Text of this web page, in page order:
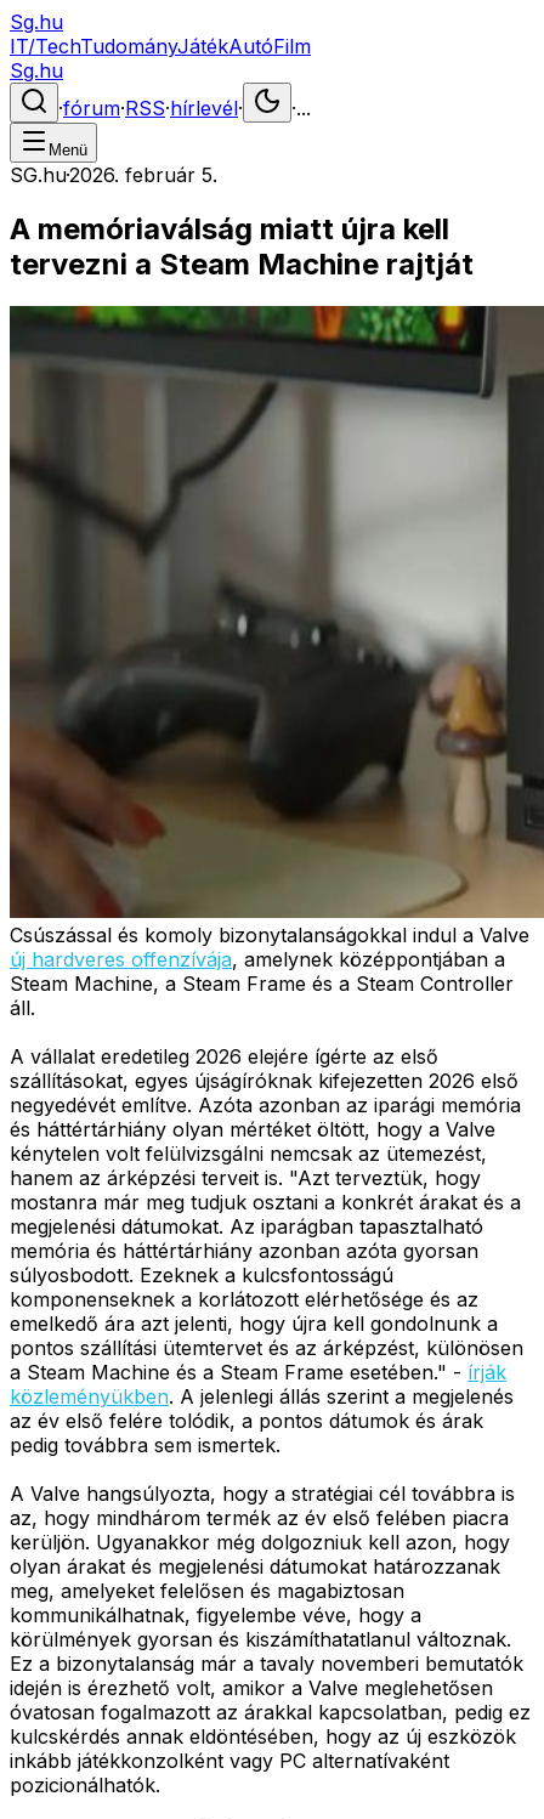
Sg.hu
IT/TechTudományJátékAutóFilm
Sg.hu
·fórum·RSS·hírlevél· ·...
Menü
SG.hu·2026. február 5.
A memóriaválság miatt újra kell
tervezni a Steam Machine rajtját
Csúszással és komoly bizonytalanságokkal indul a Valve
új hardveres offenzívája, amelynek középpontjában a
Steam Machine, a Steam Frame és a Steam Controller
áll.
A vállalat eredetileg 2026 elejére ígérte az első
szállításokat, egyes újságíróknak kifejezetten 2026 első
negyedévét említve. Azóta azonban az iparági memória
és háttértárhiány olyan mértéket öltött, hogy a Valve
kénytelen volt felülvizsgálni nemcsak az ütemezést,
hanem az árképzési terveit is. "Azt terveztük, hogy
mostanra már meg tudjuk osztani a konkrét árakat és a
megjelenési dátumokat. Az iparágban tapasztalható
memória és háttértárhiány azonban azóta gyorsan
súlyosbodott. Ezeknek a kulcsfontosságú
komponenseknek a korlátozott elérhetősége és az
emelkedő ára azt jelenti, hogy újra kell gondolnunk a
pontos szállítási ütemtervet és az árképzést, különösen
a Steam Machine és a Steam Frame esetében." - írják
közleményükben. A jelenlegi állás szerint a megjelenés
az év első felére tolódik, a pontos dátumok és árak
pedig továbbra sem ismertek.
A Valve hangsúlyozta, hogy a stratégiai cél továbbra is
az, hogy mindhárom termék az év első felében piacra
kerüljön. Ugyanakkor még dolgozniuk kell azon, hogy
olyan árakat és megjelenési dátumokat határozzanak
meg, amelyeket felelősen és magabiztosan
kommunikálhatnak, figyelembe véve, hogy a
körülmények gyorsan és kiszámíthatatlanul változnak.
Ez a bizonytalanság már a tavaly novemberi bemutatók
idején is érezhető volt, amikor a Valve meglehetősen
óvatosan fogalmazott az árakkal kapcsolatban, pedig ez
kulcskérdés annak eldöntésében, hogy az új eszközök
inkább játékkonzolként vagy PC alternatívaként
pozicionálhatók.